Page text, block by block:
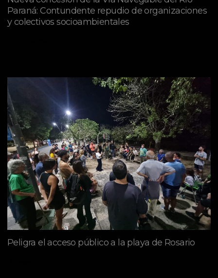
Paraná: Contundente repudio de organizaciones
y colectivos socioambientales
Peligra el acceso público a la playa de Rosario